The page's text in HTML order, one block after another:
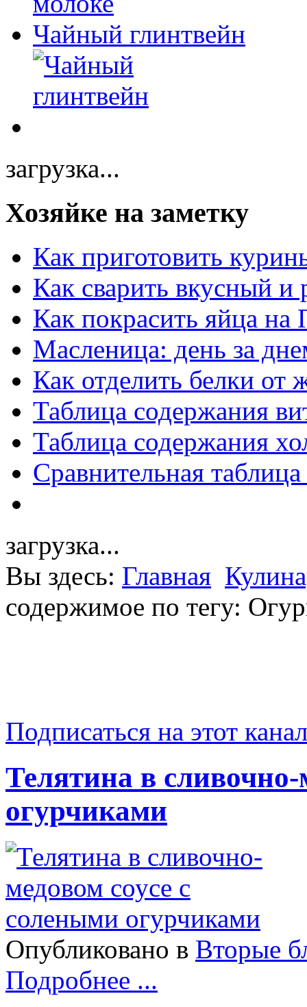
Чайный глинтвейн
загрузка...
Хозяйке на заметку
Как приготовить
Как сварить вкусный и
Как покрасить яйца на
Масленица: день за
Как отделить белки от
Таблица содержания
Таблица содержания
Сравнительная
загрузка...
Вы здесь: Главная
содержимое по тегу:
Подписаться на этот
Телятина в
огурчиками
Опубликовано в Вторые
Подробнее ...